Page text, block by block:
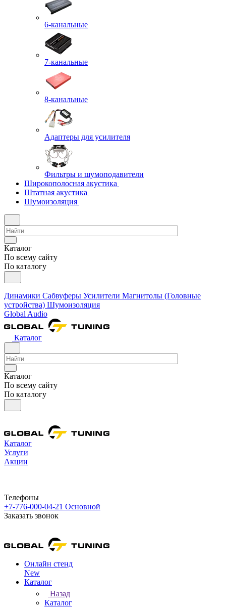
6-канальные
7-канальные
8-канальные
Адаптеры для усилителя
Фильтры и шумоподавители
Широкополосная акустика
Штатная акустика
Шумоизоляция
Каталог
По всему сайту
По каталогу
Динамики Сабвуферы Усилители Магнитолы (Головные
устройства) Шумоизоляция
Global Audio
Каталог
Каталог
По всему сайту
По каталогу
Каталог
Услуги
Акции
Телефоны
+7-776-000-04-21 Основной
Заказать звонок
Онлайн стенд
New
Каталог
Назад
Каталог